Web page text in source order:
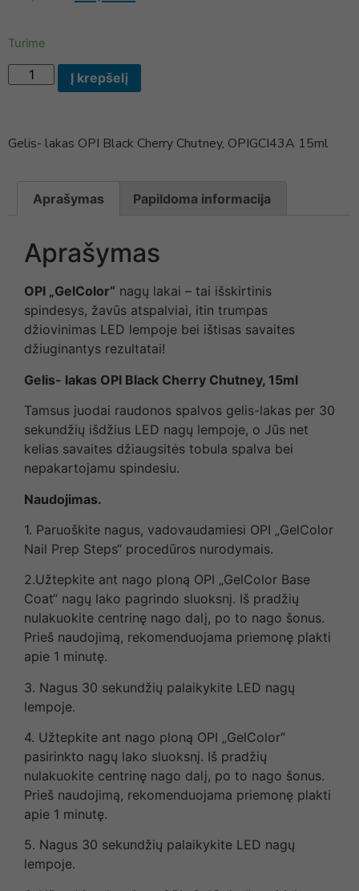
Turime
Į krepšelį
Gelis- lakas OPI Black Cherry Chutney, OPIGCI43A 15ml
Aprašymas Papildoma informacija
Aprašymas
OPI „GelColor“ nagų lakai – tai išskirtinis
spindesys, žavūs atspalviai, itin trumpas
džiovinimas LED lempoje bei ištisas savaites
džiuginantys rezultatai!
Gelis- lakas OPI Black Cherry Chutney, 15ml
Tamsus juodai raudonos spalvos gelis-lakas per 30
sekundžių išdžius LED nagų lempoje, o Jūs net
kelias savaites džiaugsitės tobula spalva bei
nepakartojamu spindesiu.
Naudojimas.
1. Paruoškite nagus, vadovaudamiesi OPI „GelColor
Nail Prep Steps“ procedūros nurodymais.
2.Užtepkite ant nago ploną OPI „GelColor Base
Coat“ nagų lako pagrindo sluoksnį. Iš pradžių
nulakuokite centrinę nago dalį, po to nago šonus.
Prieš naudojimą, rekomenduojama priemonę plakti
apie 1 minutę.
3. Nagus 30 sekundžių palaikykite LED nagų
lempoje.
4. Užtepkite ant nago ploną OPI „GelColor“
pasirinkto nagų lako sluoksnį. Iš pradžių
nulakuokite centrinę nago dalį, po to nago šonus.
Prieš naudojimą, rekomenduojama priemonę plakti
apie 1 minutę.
5. Nagus 30 sekundžių palaikykite LED nagų
lempoje.